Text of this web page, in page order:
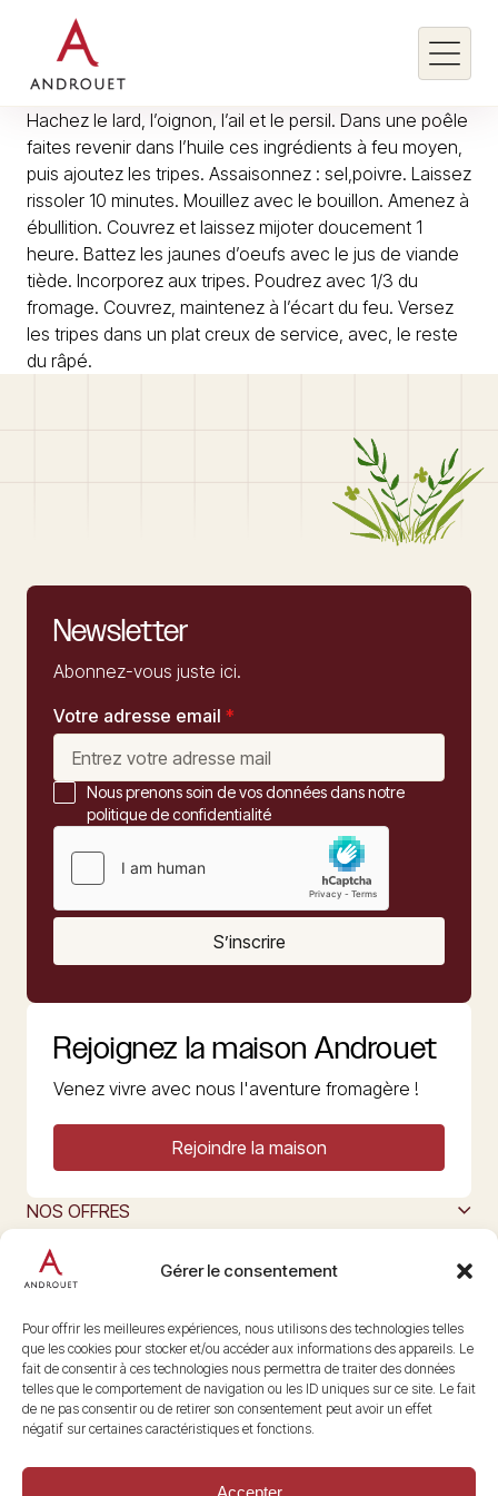
Gérer le consentement
Pour offrir les meilleures expériences, nous utilisons des technologies telles
que les cookies pour stocker et/ou accéder aux informations des appareils. Le
fait de consentir à ces technologies nous permettra de traiter des données
telles que le comportement de navigation ou les ID uniques sur ce site. Le fait
de ne pas consentir ou de retirer son consentement peut avoir un effet
négatif sur certaines caractéristiques et fonctions.
Accepter
Rechercher un mot clé
Rechercher
Hachez le lard, l’oignon, l’ail et le persil. Dans une poêle
faites revenir dans l’huile ces ingrédients à feu moyen,
puis ajoutez les tripes. Assaisonnez : sel,poivre. Laissez
rissoler 10 minutes. Mouillez avec le bouillon. Amenez à
ébullition. Couvrez et laissez mijoter doucement 1
heure. Battez les jaunes d’oeufs avec le jus de viande
tiède. Incorporez aux tripes. Poudrez avec 1/3 du
fromage. Couvrez, maintenez à l’écart du feu. Versez
les tripes dans un plat creux de service, avec, le reste
du râpé.
Newsletter
Abonnez-vous juste ici.
Votre adresse email *
Nous prenons soin de vos données dans notre
politique de confidentialité
S’inscrire
Rejoignez la maison Androuet
Venez vivre avec nous l'aventure fromagère !
Rejoindre la maison
NOS OFFRES
L’ART DU FROMAGE
Nous suivre
@maisonandrouet
Copyright © 2026 Androuet
Site parMake the Grade